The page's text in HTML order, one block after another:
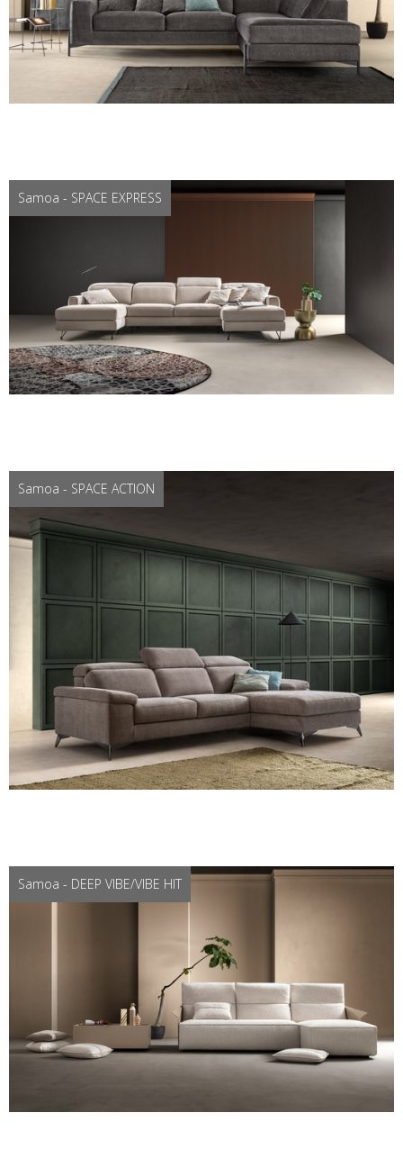
Samoa - SPACE EXPRESS
Samoa - SPACE ACTION
Samoa - DEEP VIBE/VIBE HIT